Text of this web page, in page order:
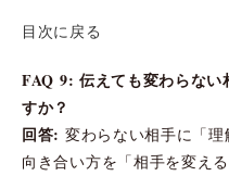
目次に戻る
FAQ 9: 伝えても変わらな
すか？
回答: 変わらない相手に「理
向き合い方を「相手を変え